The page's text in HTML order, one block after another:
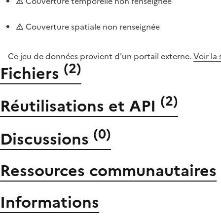
Couverture spatiale non renseignée
Ce jeu de données provient d'un portail externe. Voir la
Fichiers (2)
Réutilisations et API (2)
Discussions (0)
Ressources communautaires
Informations